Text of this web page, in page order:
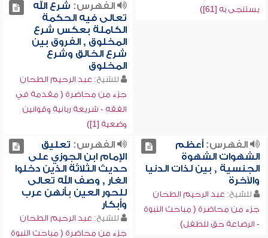
يستنجى به [61])
الفهرس: شرع الله
تعالى فيه الحكمة
الكاملة بعكس شرع
المخلوق , الفروق بين
شرع الخالق وشرع
المخلوق
للشيخ: عبد الرحيم الطحان
جزء من محاضرة ( مقدمة في
الفقه - شريعة ربانية وقوانين
وضعية [1])
الفهرس:أعظم
الشهوات الشهوة
الجنسية , بين لذات الدنيا
والآخرة
للشيخ: عبد الرحيم الطحان
جزء من محاضرة ( مباحث النبوة
- الرضاعة حق للطفل)
الفهرس: تعليق
الإمام ابن الجوزي على
حديث الثلاثة الذين دخلوا
الغار , وصف الله تعالى
للحور العين بأنهن عرب
وأبكار
للشيخ: عبد الرحيم الطحان
جزء من محاضرة ( مباحث النبوة